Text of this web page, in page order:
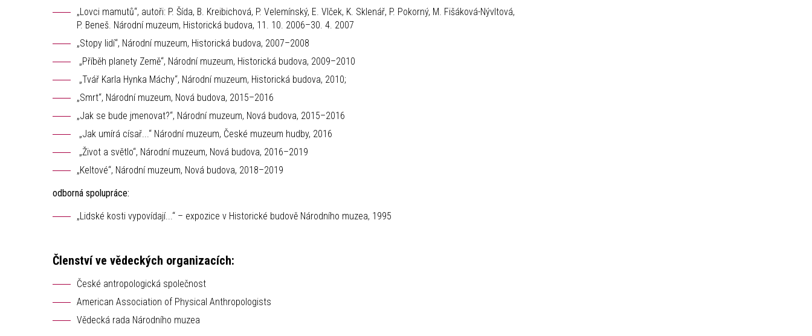
„Lovci mamutů“, autoři: P. Šída, B. Kreibichová, P. Velemínský, E. Vlček, K. Sklenář, P. Pokorný, M. Fišáková-Nývltová,
P. Beneš. Národní muzeum, Historická budova, 11. 10. 2006–30. 4. 2007
„Stopy lidí“, Národní muzeum, Historická budova, 2007–2008
„Příběh planety Země“, Národní muzeum, Historická budova, 2009–2010
„Tvář Karla Hynka Máchy“, Národní muzeum, Historická budova, 2010;
„Smrt“, Národní muzeum, Nová budova, 2015–2016
„Jak se bude jmenovat?“, Národní muzeum, Nová budova, 2015–2016
„Jak umírá císař...“ Národní muzeum, České muzeum hudby, 2016
„Život a světlo“, Národní muzeum, Nová budova, 2016–2019
„Keltové“, Národní muzeum, Nová budova, 2018–2019
odborná spolupráce:
„Lidské kosti vypovídají...“ – expozice v Historické budově Národního muzea, 1995
Členství ve vědeckých organizacích:
České antropologická společnost
American Association of Physical Anthropologists
Vědecká rada Národního muzea